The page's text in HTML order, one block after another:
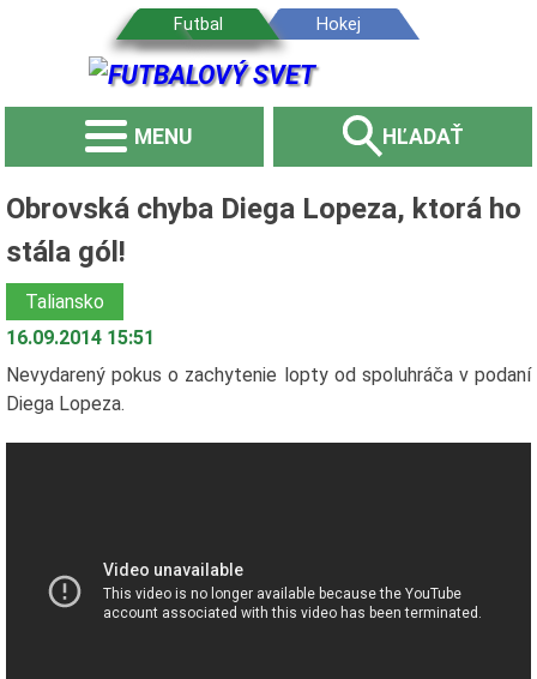
MENU HĽADAŤ
Obrovská chyba Diega Lopeza, ktorá ho
stála gól!
Taliansko
16.09.2014 15:51
Nevydarený pokus o zachytenie lopty od spoluhráča v podaní
Diega Lopeza.